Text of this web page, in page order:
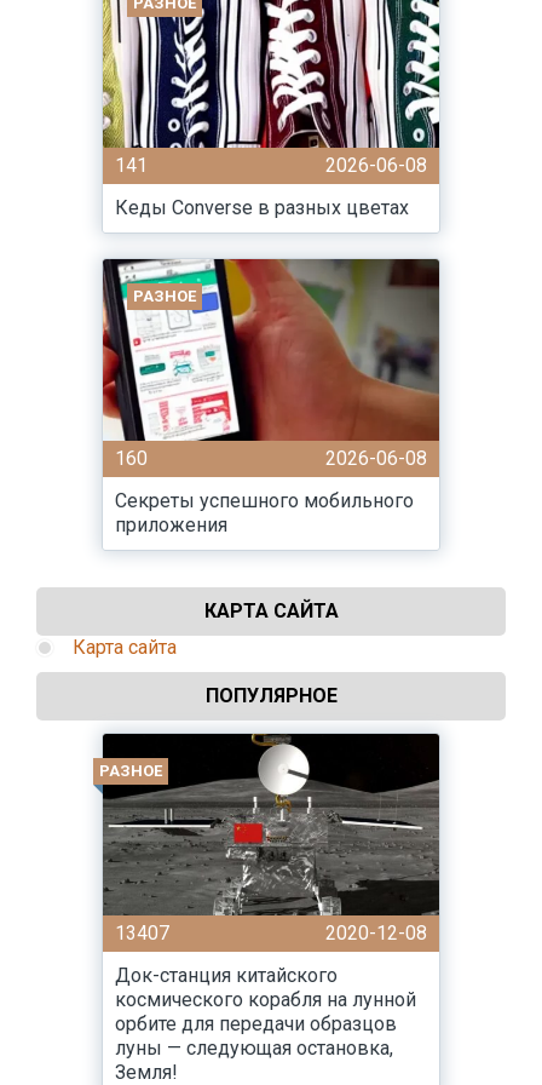
141
2026-06-08
Кеды Converse в разных цветах
РАЗНОЕ
160
2026-06-08
Секреты успешного мобильного
приложения
КАРТА САЙТА
Карта сайта
ПОПУЛЯРНОЕ
РАЗНОЕ
13407
2020-12-08
Док-станция китайского
космического корабля на лунной
орбите для передачи образцов
луны — следующая остановка,
Земля!